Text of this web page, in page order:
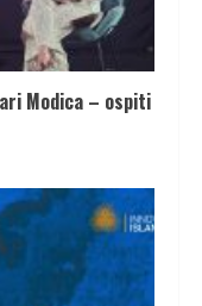
Modica – ospiti